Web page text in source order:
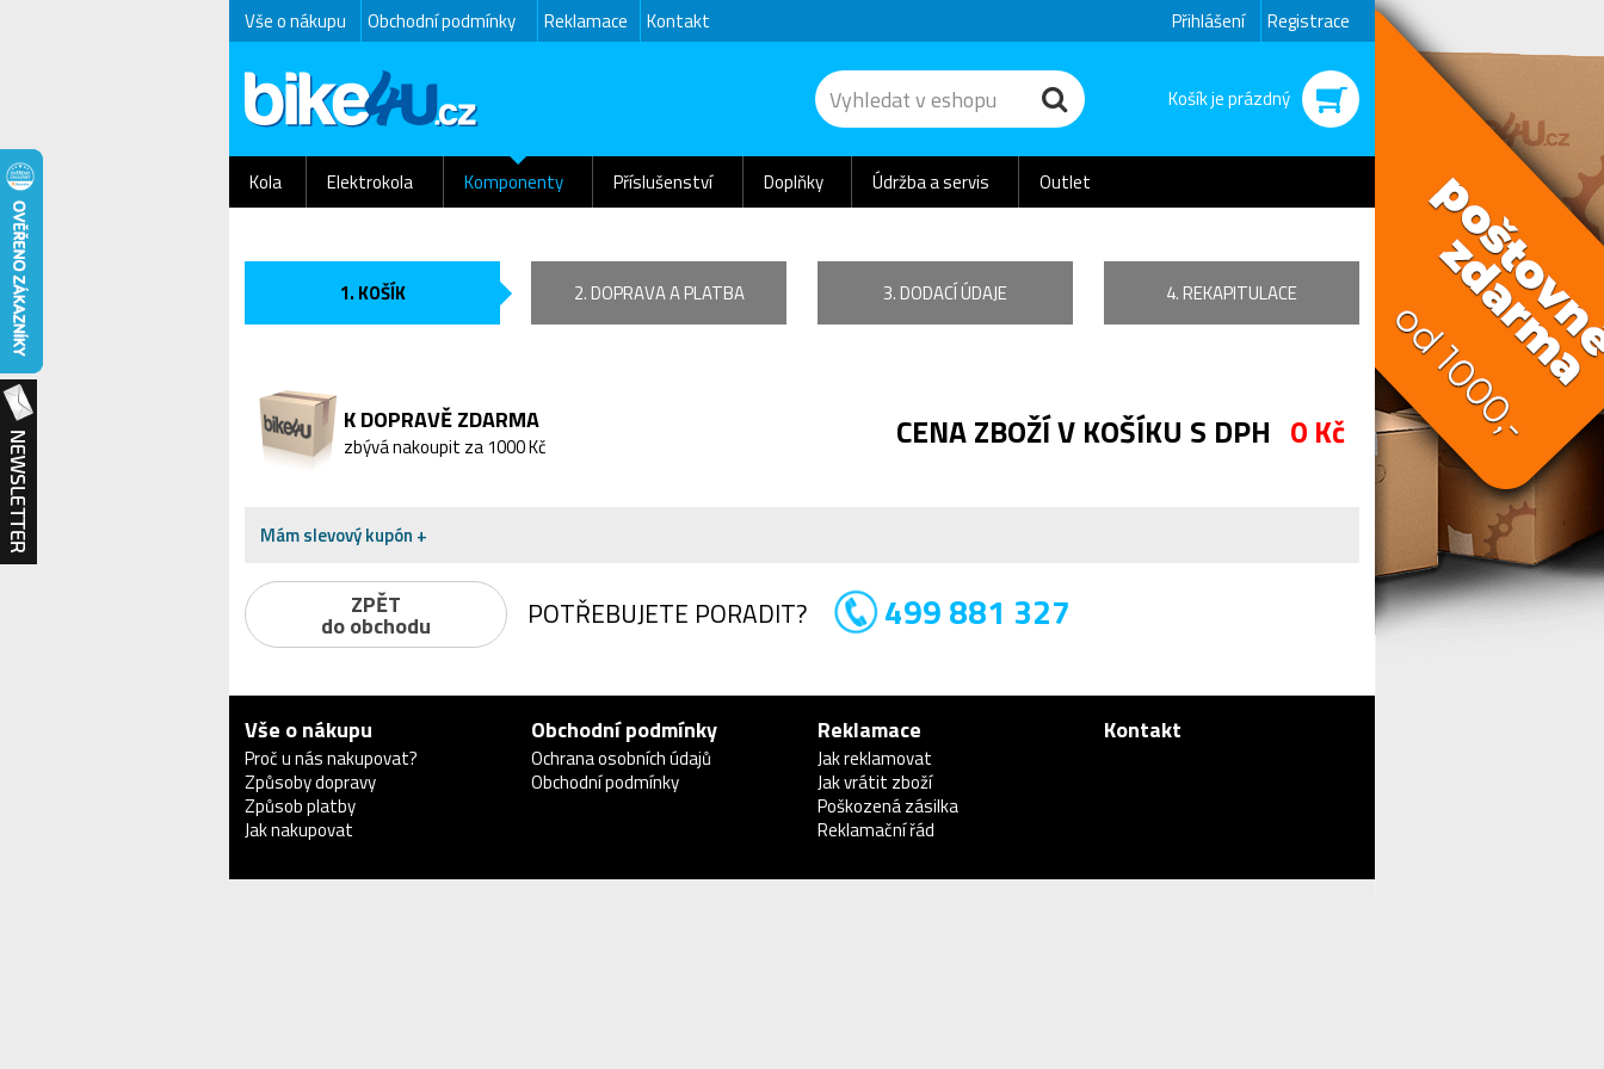
Vše o nákupu Obchodní podmínky Reklamace Kontakt Přihlášení Registrace
Košík je prázdný
Kola Elektrokola Komponenty Příslušenství Doplňky Údržba a servis Outlet
1. KOŠÍK 2. DOPRAVA A PLATBA 3. DODACÍ ÚDAJE 4. REKAPITULACE
K DOPRAVĚ ZDARMA
zbývá nakoupit za 1000 Kč CENA ZBOŽÍ V KOŠÍKU S DPH 0 Kč
Mám slevový kupón +
ZPĚT
do obchodu POTŘEBUJETE PORADIT? 499 881 327
Vše o nákupu
Proč u nás nakupovat?
Způsoby dopravy
Způsob platby
Jak nakupovat
Obchodní podmínky
Ochrana osobních údajů
Obchodní podmínky
Reklamace
Jak reklamovat
Jak vrátit zboží
Poškozená zásilka
Reklamační řád
Kontakt